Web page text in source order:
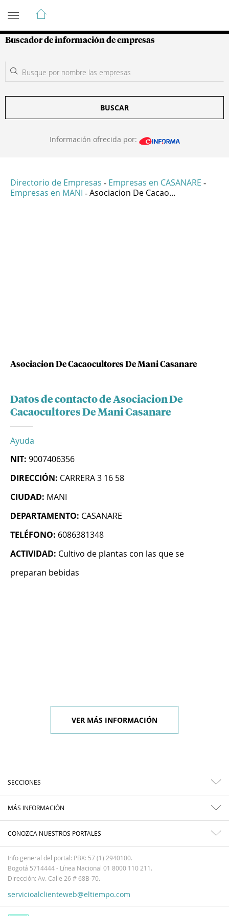
Guía de Empresas Colombianas
Buscador de información de empresas
BUSCAR
Información ofrecida por:
Directorio de Empresas - Empresas en CASANARE -
Empresas en MANI - Asociacion De Cacao...
Asociacion De Cacaocultores De Mani Casanare
Datos de contacto de Asociacion De
Cacaocultores De Mani Casanare
Ayuda
NIT: 9007406356
DIRECCIÓN: CARRERA 3 16 58
CIUDAD: MANI
DEPARTAMENTO: CASANARE
TELÉFONO: 6086381348
ACTIVIDAD: Cultivo de plantas con las que se
preparan bebidas
VER MÁS INFORMACIÓN
SECCIONES
MÁS INFORMACIÓN
CONOZCA NUESTROS PORTALES
Info general del portal: PBX: 57 (1) 2940100.
Bogotá 5714444 - Línea Nacional 01 8000 110 211.
Dirección: Av. Calle 26 # 68B-70.
servicioalclienteweb@eltiempo.com